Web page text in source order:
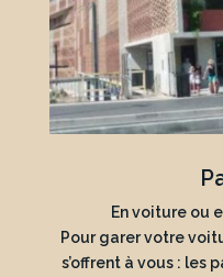
En voiture ou
Pour garer votre
s’offrent à vous : les